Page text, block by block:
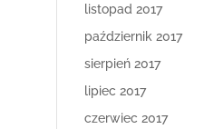
listopad 2017
październik 2017
sierpień 2017
lipiec 2017
czerwiec 2017